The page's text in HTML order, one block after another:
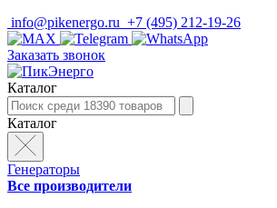
info@pikenergo.ru +7 (495) 212-19-26
Заказать звонок
Каталог
Каталог
Генераторы
Все производители